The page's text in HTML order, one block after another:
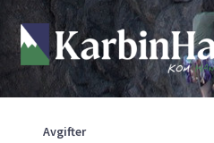
Hoppa
till
navigering
Hoppa
till
innehåll
Shop
Avgifter